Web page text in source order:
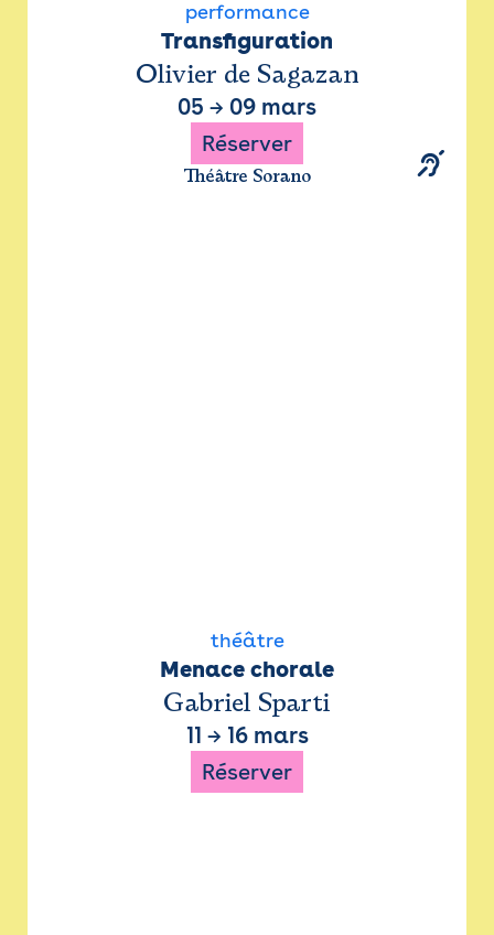
performance
Transfiguration
Olivier de Sagazan
05 → 09 mars
Réserver
Théâtre Sorano
théâtre
Menace chorale
Gabriel Sparti
11 → 16 mars
Réserver